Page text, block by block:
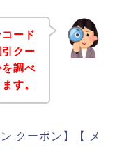
ード
クー
調べ
す。
クーポン】【 メ